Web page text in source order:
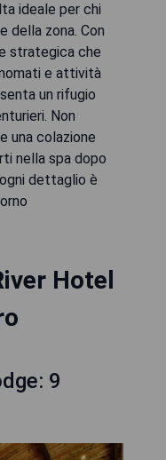
ideale per chi
della zona. Con
strategica che
e attività
un rifugio
Non
una colazione
nella spa dopo
dettaglio è
Hotel
9